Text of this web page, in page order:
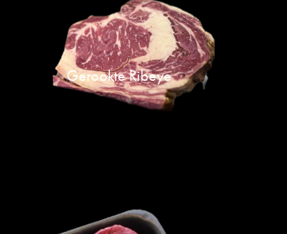
Gerookte Ribeye